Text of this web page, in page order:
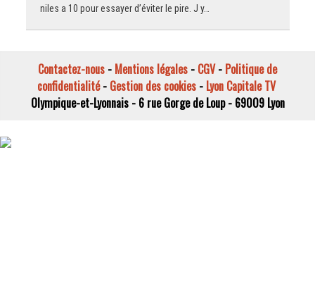
niles a 10 pour essayer d’éviter le pire. J y…
Contactez-nous - Mentions légales - CGV- Politique de
confidentialité- Gestion des cookies- Lyon Capitale TV
Olympique-et-Lyonnais - 6 rue Gorge de Loup - 69009 Lyon